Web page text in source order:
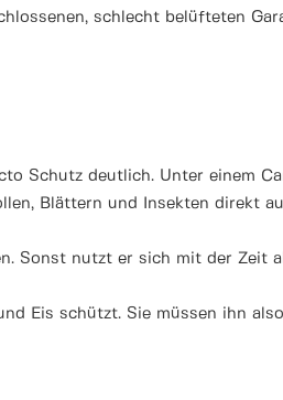
schlecht belüfteten
Schutz deutlich. Unter einem
Blättern und Insekten direkt
Sonst nutzt er sich mit der Zeit
Eis schützt. Sie müssen ihn